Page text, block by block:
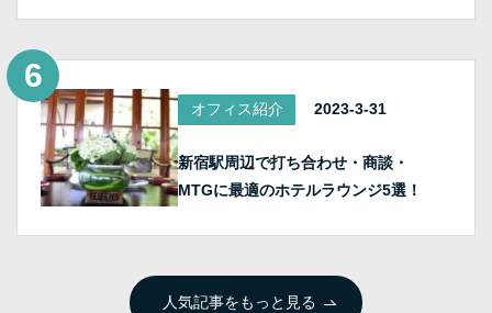
オフィス紹介 2023-3-31
新宿駅周辺で打ち合わせ・商談・
MTGに最適のホテルラウンジ5選！
人気記事をもっと見る